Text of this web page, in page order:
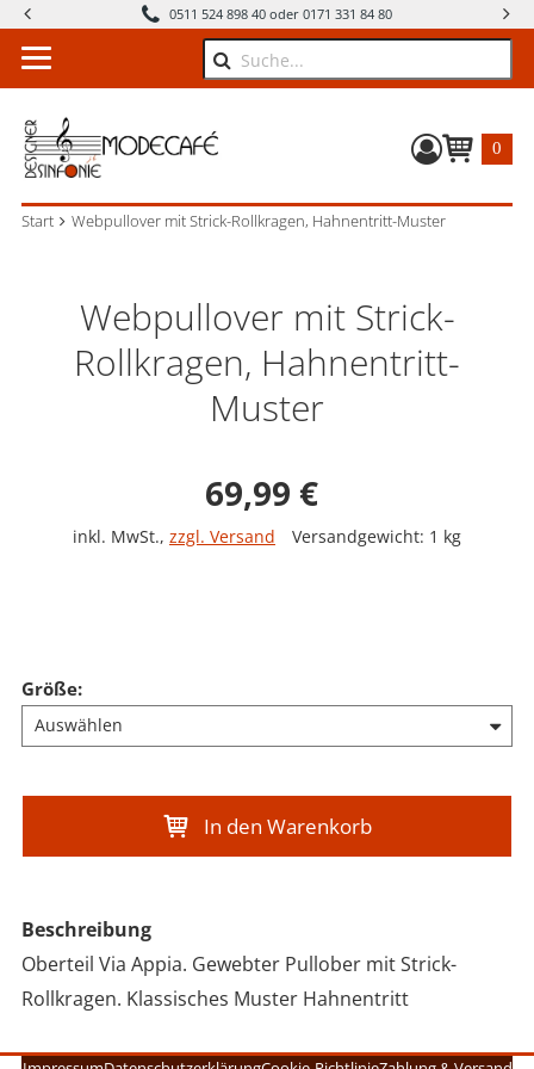
0511 524 898 40 oder 0171 331 84 80
Suche
0
Start Webpullover mit Strick-Rollkragen, Hahnentritt-Muster
Webpullover mit Strick-
Rollkragen, Hahnentritt-
Muster
Verkaufspreis:
69,99 €
inkl. MwSt., zzgl. Versand Versandgewicht: 1 kg
Größe:
In den Warenkorb
Beschreibung
Oberteil Via Appia. Gewebter Pullober mit Strick-
Rollkragen. Klassisches Muster Hahnentritt